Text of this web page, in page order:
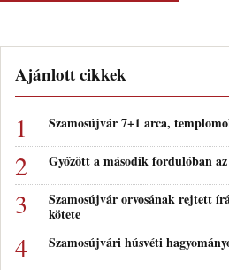
Ajánlott cikkek
Szamosújvár 7+1 arca,
Győzött a második fordulóban
Szamosújvár orvosának rejtett
kötete
Szamosújvári húsvéti